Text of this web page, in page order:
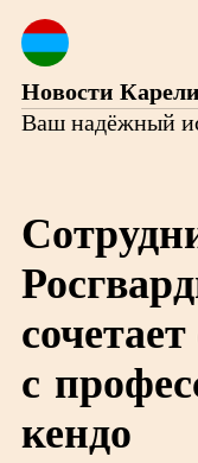
Новости
Ваш надёжный
с
кендо